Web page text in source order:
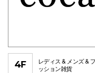
4F
レディス & メンズ &
ッション雑貨